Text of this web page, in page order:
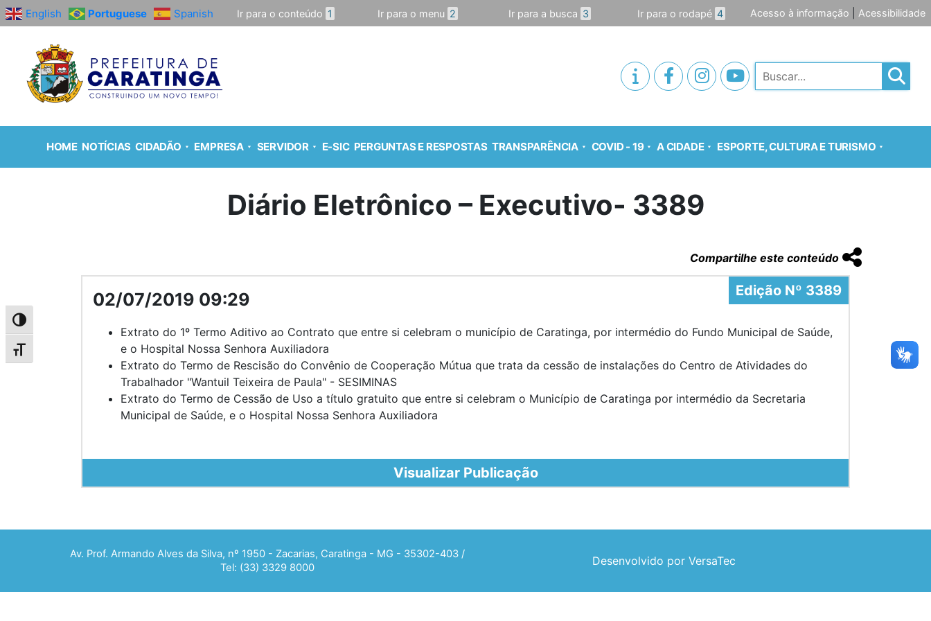
Alternar alto contraste
Alternar tamanho da fonte
English Portuguese Spanish Ir para o conteúdo 1 Ir para o menu 2 Ir para a busca 3 Ir para o rodapé 4 Acesso à informação Acessibilidade
Pesquisar
HOME NOTÍCIAS CIDADÃO EMPRESA SERVIDOR E-SIC PERGUNTAS E RESPOSTAS TRANSPARÊNCIA COVID - 19 A CIDADE ESPORTE, CULTURA E TURISMO
Diário Eletrônico – Executivo- 3389
Compartilhe este conteúdo
Edição Nº 3389
02/07/2019 09:29
Extrato do 1º Termo Aditivo ao Contrato que entre si celebram o município de Caratinga, por intermédio do Fundo Municipal de Saúde,
e o Hospital Nossa Senhora Auxiliadora
Extrato do Termo de Rescisão do Convênio de Cooperação Mútua que trata da cessão de instalações do Centro de Atividades do
Trabalhador "Wantuil Teixeira de Paula" - SESIMINAS
Extrato do Termo de Cessão de Uso a título gratuito que entre si celebram o Município de Caratinga por intermédio da Secretaria
Municipal de Saúde, e o Hospital Nossa Senhora Auxiliadora
Visualizar Publicação
Av. Prof. Armando Alves da Silva, nº 1950 - Zacarias, Caratinga - MG - 35302-403 /
Tel: (33) 3329 8000
Desenvolvido por VersaTec